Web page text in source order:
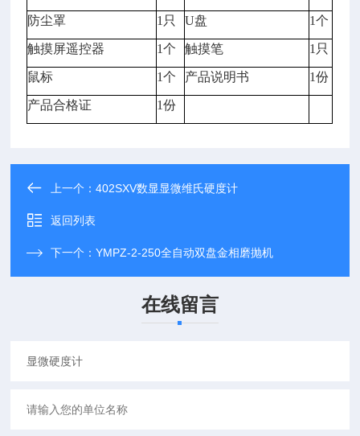
防尘罩 1只 U盘 1个
触摸屏遥控器 1个 触摸笔 1只
鼠标 1个 产品说明书 1份
产品合格证 1份
上一个：402SXV数显显微维氏硬度计
返回列表
下一个：YMPZ-2-250全自动双盘金相磨抛机
在线留言